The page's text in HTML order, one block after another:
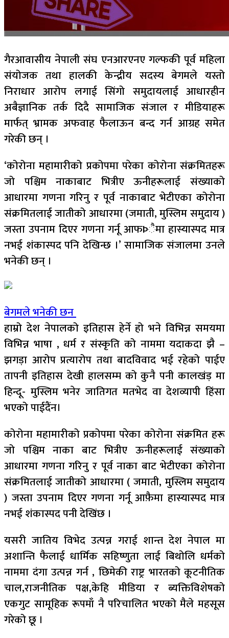
गैरआवासीय नेपाली संघ एनआरएनए गल्फकी पूर्व महिला
संयोजक तथा हालकी केन्द्रीय सदस्य बेगमले यस्तो
निराधार आरोप लगाई सिंगो समुदायलाई आधारहीन
अबैज्ञानिक तर्क दिदै सामाजिक संजाल र मीडियाहरू
मार्फत् भ्रामक अफवाह फैलाऊन बन्द गर्न आग्रह समेत
गरेकी छन् ।
‘कोरोना महामारीको प्रकोपमा परेका कोरोना संक्रमितहरू
जो पश्चिम नाकाबाट भित्रीए ऊनीहरूलाई संख्याको
आधारमा गणना गरिनु र पूर्व नाकाबाट भेटीएका कोरोना
संक्रमितलाई जातीको आधारमा (जमाती, मुस्लिम समुदाय )
जस्ता उपनाम दिएर गणना गर्नू आफÞैमा हास्यास्पद मात्र
नभई शंकास्पद पनि देखिन्छ ।’ सामाजिक संजालमा उनले
भनेकी छन् ।
बेगमले भनेकी छन
हाम्रो देश नेपालको इतिहास हेर्ने हो भने विभिन्न समयमा
विभिन्न भाषा , धर्म र संस्कृति को नाममा यदाकदा झै –
झगड़ा आरोप प्रत्यारोप तथा बादविवाद भई रहेको पाईए
तापनी इतिहास देखी हालसम्म को कुनै पनी कालखंड़ मा
हिन्दू- मुस्लिम भनेर जातिगत मतभेद वा देशव्यापी हिंसा
भएको पाईदैंन।
कोरोना महामारीको प्रकोपमा परेका कोरोना संक्रमित हरू
जो पश्चिम नाका बाट भित्रीए ऊनीहरूलाई संख्याको
आधारमा गणना गरिनु र पूर्व नाका बाट भेटीएका कोरोना
संक्रमितलाई जातीको आधारमा ( जमाती, मुस्लिम समुदाय
) जस्ता उपनाम दिएर गणना गर्नू आफ़ैमा हास्यास्पद मात्र
नभई शंकास्पद पनी देखिंछ ।
यसरी जातिय विभेद उत्पन्न गराई शान्त देश नेपाल मा
अशान्ति फैलाई धार्मिक सहिष्णुता लाई बिथोलि धर्मको
नाममा दंगा उत्पन्न गर्न , छिमेकी राष्ट्र भारतको कूटनीतिक
चाल,राजनीतिक पक्ष,केहि मीडिया र ब्यक्तिविशेषको
एकगुट सामूहिक रूपमाँ नै परिचालित भएको मैले महसूस
गरेको छू ।